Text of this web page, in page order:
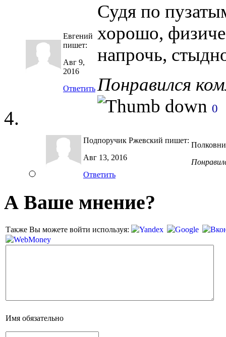
Евгений
пишет:
Авг 9,
2016
Ответить
Судя по
хорошо,
напрочь,
Понравился
0
Подпоручик Ржевский пишет:
Авг 13, 2016
Ответить
А Ваше мнение?
Также Вы можете войти используя:
Имя обязательно